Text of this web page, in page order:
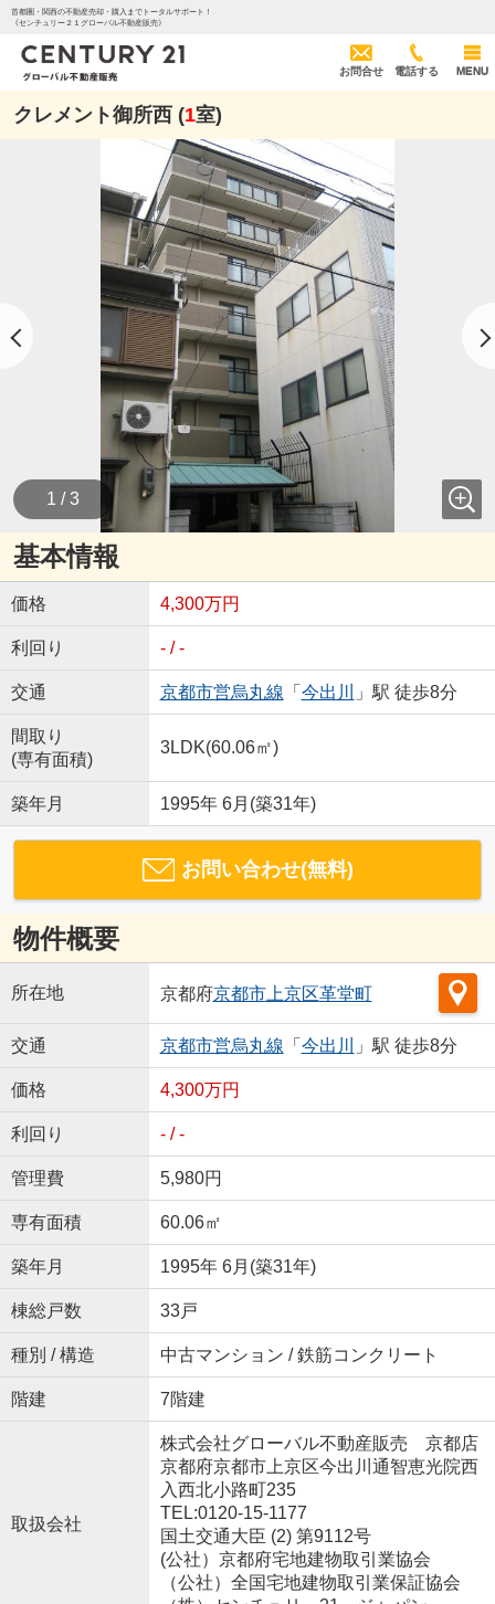
首都圏・関西の不動産売却・購入までトータルサポート！
《センチュリー２１グローバル不動産販売》
お問合せ 電話する MENU
クレメント御所西 (1室)
1 / 3
基本情報
価格 4,300万円
利回り - / -
交通 京都市営烏丸線 「 今出川 」駅 徒歩8分
間取り
(専有面積)
3LDK(60.06㎡)
築年月 1995年 6月(築31年)
お問い合わせ(無料)
物件概要
所在地 京都府京都市上京区革堂町
交通 京都市営烏丸線 「 今出川 」駅 徒歩8分
価格 4,300万円
利回り - / -
管理費 5,980円
専有面積 60.06㎡
築年月 1995年 6月(築31年)
棟総戸数 33戸
種別 / 構造 中古マンション / 鉄筋コンクリート
階建 7階建
取扱会社
株式会社グローバル不動産販売 京都店
京都府京都市上京区今出川通智恵光院西
入西北小路町235
TEL:0120-15-1177
国土交通大臣 (2) 第9112号
(公社）京都府宅地建物取引業協会
（公社）全国宅地建物取引業保証協会